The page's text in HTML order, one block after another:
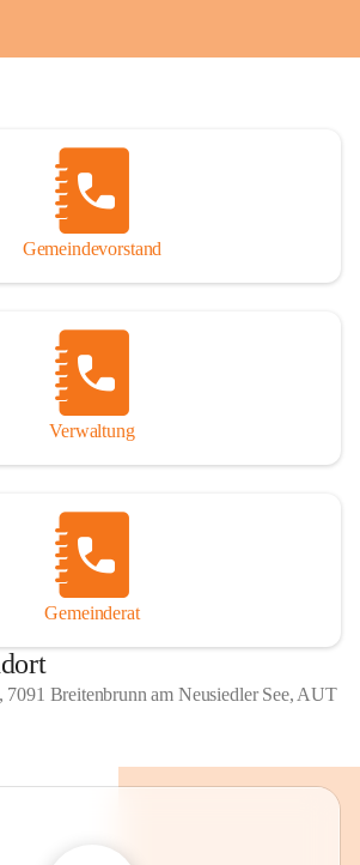
Gemeindevorstand
Verwaltung
Gemeinderat
7091 Breitenbrunn am Neusiedler See, AUT